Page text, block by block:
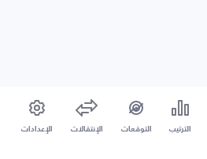
الترتيب التوقعات الإنتقالات الإعدادات